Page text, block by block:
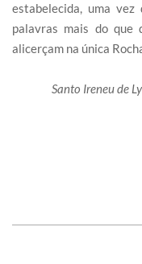
estabelecida, uma
palavras mais do que
alicerçam na única
Santo Ireneu de